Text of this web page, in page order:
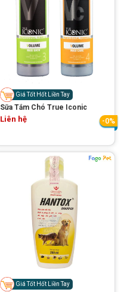
Giá Tốt Hốt Liền Tay
Sữa Tắm Chó True Iconic
Liên hệ -0%
Giá Tốt Hốt Liền Tay